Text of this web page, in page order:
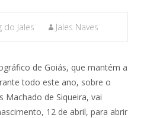
do Jales Jales Naves
de Goiás, que mantém a
todo este ano, sobre o
Machado de Siqueira, vai
12 de abril, para abrir